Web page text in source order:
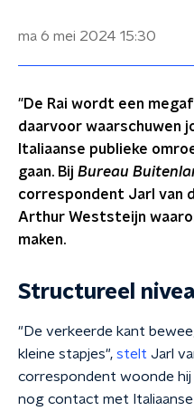
ma 6 mei 2024 15:30
"De Rai wordt een
daarvoor waarschuwen
Italiaanse publieke
gaan. Bij Bureau
correspondent Jarl van
Arthur Weststeijn
maken.
Structureel
"De verkeerde kant
kleine stapjes", stelt Jarl
correspondent woonde
nog contact met